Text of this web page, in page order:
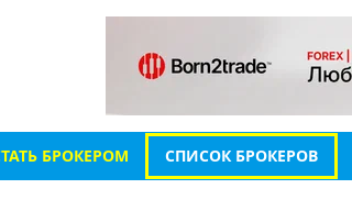
БРОКЕРОМ СПИСОК БРОКЕРОВ